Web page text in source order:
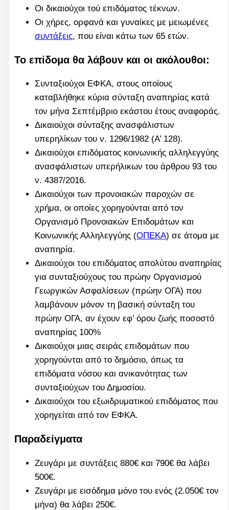
Οι δικαιούχοι τού επιδόματος τέκνων.
Οι χήρες, ορφανά και γυναίκες με μειωμένες
συντάξεις, που είναι κάτω των 65 ετών.
Το επίδομα θα λάβουν και οι ακόλουθοι:
Συνταξιούχοι ΕΦΚΑ, στους οποίους
καταβλήθηκε κύρια σύνταξη αναπηρίας κατά
τον μήνα Σεπτέμβριο εκάστου έτους αναφοράς.
Δικαιούχοι σύνταξης ανασφάλιστων
υπερηλίκων του ν. 1296/1982 (Α’ 128).
Δικαιούχοι επιδόματος κοινωνικής αλληλεγγύης
ανασφάλιστων υπερήλικων του άρθρου 93 του
ν. 4387/2016.
Δικαιούχοι των προνοιακών παροχών σε
χρήμα, οι οποίες χορηγούνται από τον
Οργανισμό Προνοιακών Επιδομάτων και
Κοινωνικής Αλληλεγγύης (ΟΠΕΚΑ) σε άτομα με
αναπηρία.
Δικαιούχοι του επιδόματος απολύτου αναπηρίας
για συνταξιούχους του πρώην Οργανισμού
Γεωργικών Ασφαλίσεων (πρώην ΟΓΑ) που
λαμβάνουν μόνον τη βασική σύνταξη του
πρώην ΟΓΑ, αν έχουν εφ’ όρου ζωής ποσοστό
αναπηρίας 100%
Δικαιούχοι μιας σειράς επιδομάτων που
χορηγούνται από το δημόσιο, όπως τα
επιδόματα νόσου και ανικανότητας των
συνταξιούχων του Δημοσίου.
Δικαιούχοι του εξωιδρυματικού επιδόματος που
χορηγείται από τον ΕΦΚΑ.
Παραδείγματα
Ζευγάρι με συντάξεις 880€ και 790€ θα λάβει
500€.
Ζευγάρι με εισόδημα μόνο του ενός (2.050€ τον
μήνα) θα λάβει 250€.